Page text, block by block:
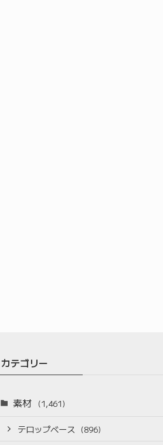
カテゴリー
素材 (1,461)
テロップベース (896)